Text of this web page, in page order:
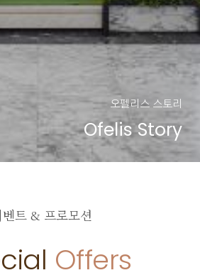
오펠리스 스토리
Ofelis Story
벤트 & 프로모션
Offers